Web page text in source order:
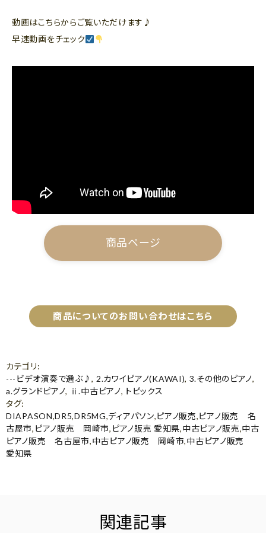
動画はこちらからご覧いただけます♪
早速動画をチェック
商品ページ
商品についてのお問い合わせはこちら
カテゴリ:
---ビデオ演奏で選ぶ♪, 2.カワイピアノ(KAWAI), 3.その他のピアノ,
a.グランドピアノ, ⅱ.中古ピアノ, トピックス
タグ:
DIAPASON,DR5,DR5MG,ディアパソン,ピアノ販売,ピアノ販売 名
古屋市, ピアノ販売 岡崎市, ピアノ販売 愛知県,中古ピアノ販売,中古
ピアノ販売 名古屋市,中古ピアノ販売 岡崎市,中古ピアノ販売
愛知県
関連記事